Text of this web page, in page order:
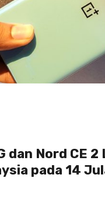
dan Nord CE 2
pada 14